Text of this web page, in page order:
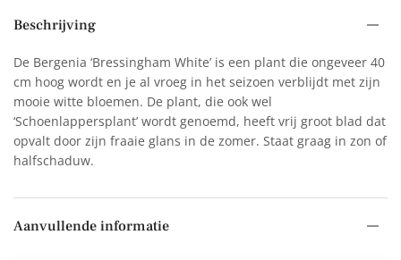
Beschrijving
De Bergenia ‘Bressingham White’ is een plant die ongeveer 40
cm hoog wordt en je al vroeg in het seizoen verblijdt met zijn
mooie witte bloemen. De plant, die ook wel
‘Schoenlappersplant’ wordt genoemd, heeft vrij groot blad dat
opvalt door zijn fraaie glans in de zomer. Staat graag in zon of
halfschaduw.
Aanvullende informatie